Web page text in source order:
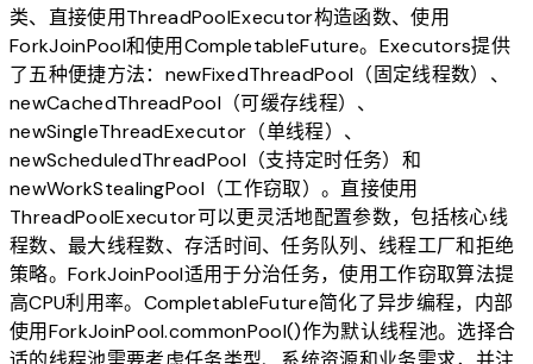
类、直接使用ThreadPoolExecutor构造函数、使用
ForkJoinPool和使用CompletableFuture。Executors提供
了五种便捷方法：newFixedThreadPool（固定线程数）、
newCachedThreadPool（可缓存线程）、
newSingleThreadExecutor（单线程）、
newScheduledThreadPool（支持定时任务）和
newWorkStealingPool（工作窃取）。直接使用
ThreadPoolExecutor可以更灵活地配置参数，包括核心线
程数、最大线程数、存活时间、任务队列、线程工厂和拒绝
策略。ForkJoinPool适用于分治任务，使用工作窃取算法提
高CPU利用率。CompletableFuture简化了异步编程，内部
使用ForkJoinPool.commonPool()作为默认线程池。选择合